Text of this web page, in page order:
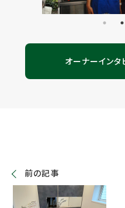
オーナーインタ
前の記事